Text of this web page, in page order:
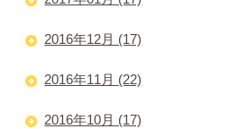
2016年12月 (17)
2016年11月 (22)
2016年10月 (17)